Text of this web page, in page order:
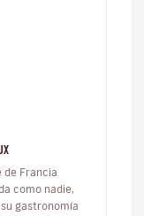
de Francia
como nadie,
gastronomía